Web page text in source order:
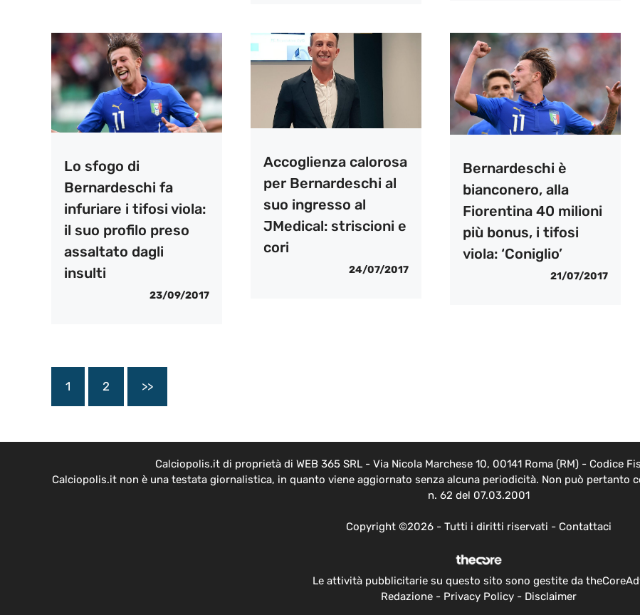
Lo sfogo di
Bernardeschi fa
infuriare i tifosi viola:
il suo profilo preso
assaltato dagli
insulti
23/09/2017
Accoglienza calorosa
per Bernardeschi al
suo ingresso al
JMedical: striscioni e
cori
24/07/2017
Bernardeschi è
bianconero, alla
Fiorentina 40 milioni
più bonus, i tifosi
viola: ‘Coniglio’
21/07/2017
1 2 >>
Calciopolis.it di proprietà di WEB 365 SRL - Via Nicola Marchese 10, 00141 Roma (RM) - Codice
Calciopolis.it non è una testata giornalistica, in quanto viene aggiornato senza alcuna periodicità. Non può pertanto
n. 62 del 07.03.2001
Copyright ©2026 - Tutti i diritti riservati - Contattaci
Le attività pubblicitarie su questo sito sono gestite da
Redazione- Privacy Policy- Disclaimer